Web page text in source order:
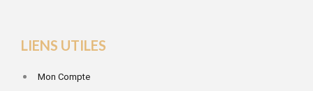
LIENS UTILES
Mon Compte